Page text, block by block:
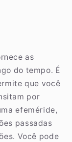
as
do tempo. É
que você
por
efeméride,
passadas
Você pode